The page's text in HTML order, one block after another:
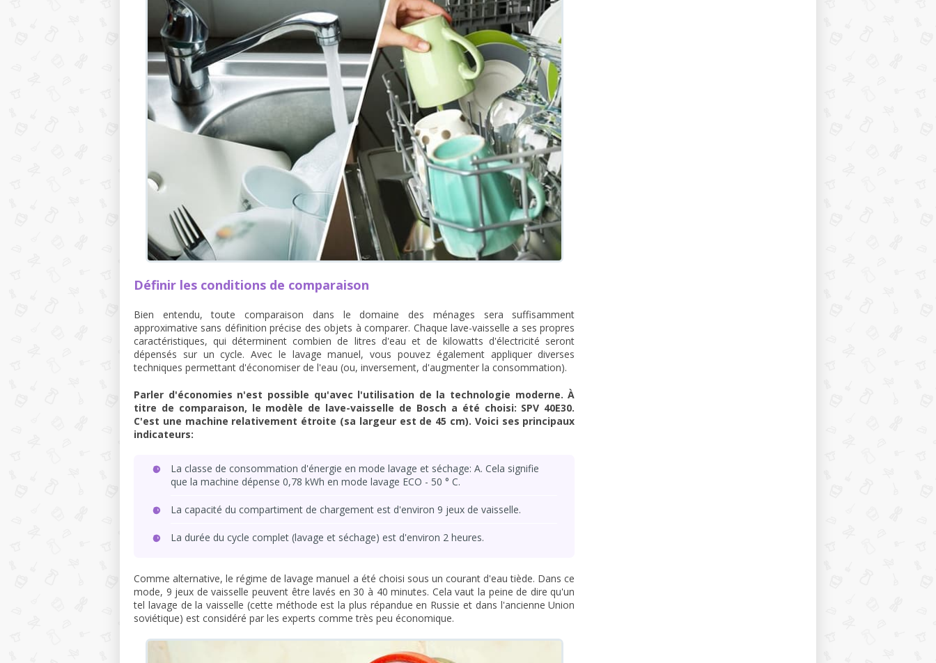
Définir les conditions de comparaison
Bien entendu, toute comparaison dans le domaine des ménages sera suffisamment
approximative sans définition précise des objets à comparer. Chaque lave-vaisselle a ses propres
caractéristiques, qui déterminent combien de litres d'eau et de kilowatts d'électricité seront
dépensés sur un cycle. Avec le lavage manuel, vous pouvez également appliquer diverses
techniques permettant d'économiser de l'eau (ou, inversement, d'augmenter la consommation).
Parler d'économies n'est possible qu'avec l'utilisation de la technologie moderne. À
titre de comparaison, le modèle de lave-vaisselle de Bosch a été choisi: SPV 40E30.
C'est une machine relativement étroite (sa largeur est de 45 cm). Voici ses principaux
indicateurs:
La classe de consommation d'énergie en mode lavage et séchage: A. Cela signifie
que la machine dépense 0,78 kWh en mode lavage ECO - 50 ° C.
La capacité du compartiment de chargement est d'environ 9 jeux de vaisselle.
La durée du cycle complet (lavage et séchage) est d'environ 2 heures.
Comme alternative, le régime de lavage manuel a été choisi sous un courant d'eau tiède. Dans ce
mode, 9 jeux de vaisselle peuvent être lavés en 30 à 40 minutes. Cela vaut la peine de dire qu'un
tel lavage de la vaisselle (cette méthode est la plus répandue en Russie et dans l'ancienne Union
soviétique) est considéré par les experts comme très peu économique.